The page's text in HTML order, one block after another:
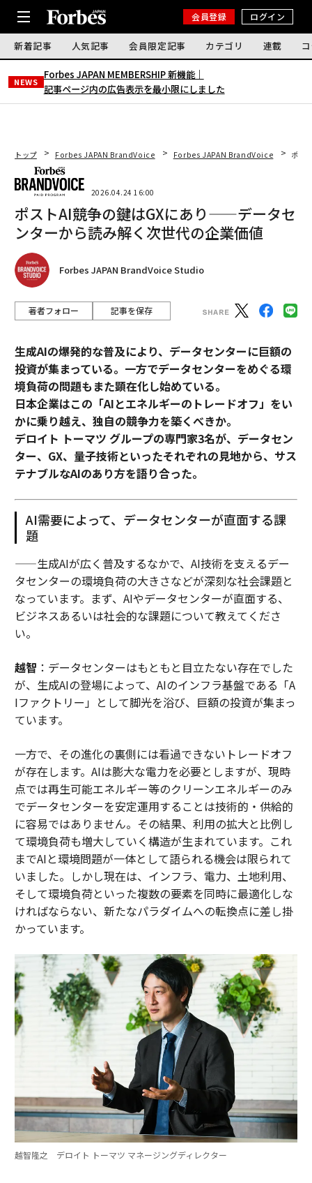
会員登録 ログイン
新着記事 人気記事 会員限定記事 カテゴリ 連載
NEWS
Forbes JAPAN MEMBERSHIP 新機能｜
記事ページ内の広告表示を最小限にしました
トップ Forbes JAPAN BrandVoice Forbes JAPAN BrandVoice ポス
2026.04.24 16:00
ポストAI競争の鍵はGXにあり——データセ
ンターから読み解く次世代の企業価値
Forbes JAPAN BrandVoice Studio
著者フォロー 記事を保存
生成AIの爆発的な普及により、データセンターに巨額の
投資が集まっている。一方でデータセンターをめぐる環
境負荷の問題もまた顕在化し始めている。
日本企業はこの「AIとエネルギーのトレードオフ」をい
かに乗り越え、独自の競争力を築くべきか。
デロイト トーマツ グループの専門家3名が、データセン
ター、GX、量子技術といったそれぞれの見地から、サス
テナブルなAIのあり方を語り合った。
AI需要によって、データセンターが直面する課
題
——生成AIが広く普及するなかで、AI技術を支えるデー
タセンターの環境負荷の大きさなどが深刻な社会課題と
なっています。まず、AIやデータセンターが直面する、
ビジネスあるいは社会的な課題について教えてくださ
い。
越智 ：データセンターはもともと目立たない存在でした
が、生成AIの登場によって、AIのインフラ基盤である「A
Iファクトリー」として脚光を浴び、巨額の投資が集まっ
ています。
一方で、その進化の裏側には看過できないトレードオフ
が存在します。AIは膨大な電力を必要としますが、現時
点では再生可能エネルギー等のクリーンエネルギーのみ
でデータセンターを安定運用することは技術的・供給的
に容易ではありません。その結果、利用の拡大と比例し
て環境負荷も増大していく構造が生まれています。これ
までAIと環境問題が一体として語られる機会は限られて
いました。しかし現在は、インフラ、電力、土地利用、
そして環境負荷といった複数の要素を同時に最適化しな
ければならない、新たなパラダイムへの転換点に差し掛
かっています。
越智隆之 デロイト トーマツ マネージングディレクター